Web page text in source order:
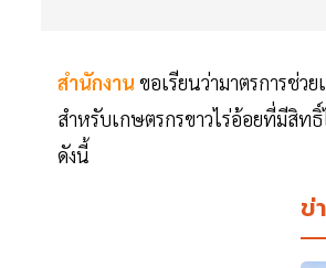
สำนักงาน ขอเรียนว่ามาตรการช่ว
สำหรับเกษตรกรขาวไร่อ้อยที่มีสิท
ดังนี้
ข่